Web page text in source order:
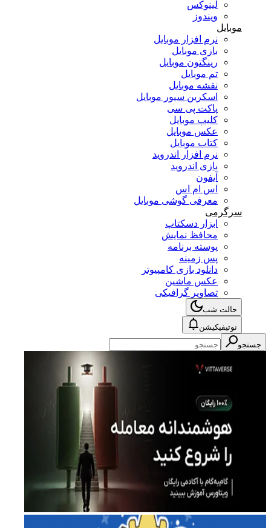
لینوکس
ویندوز
موبایل
نرم افزار موبایل
بازی موبایل
رینگتون موبایل
تم موبایل
نقشه موبایل
اسکرین سیور موبایل
پاکت پی سی
کلیپ موبایل
عکس موبایل
کتاب موبایل
نرم افزار اندروید
بازی اندروید
آیفون
اس ام اس
معرفی گوشی موبایل
سرگرمی
ابزار دسکتاپ
محافظ نمایش
پوسته برنامه
پس زمینه
دانلود بازی کامپیوتر
عکس ماشین
تصاویر گرافیکی
حالت شب
نوتیفیکیشن
جستجو